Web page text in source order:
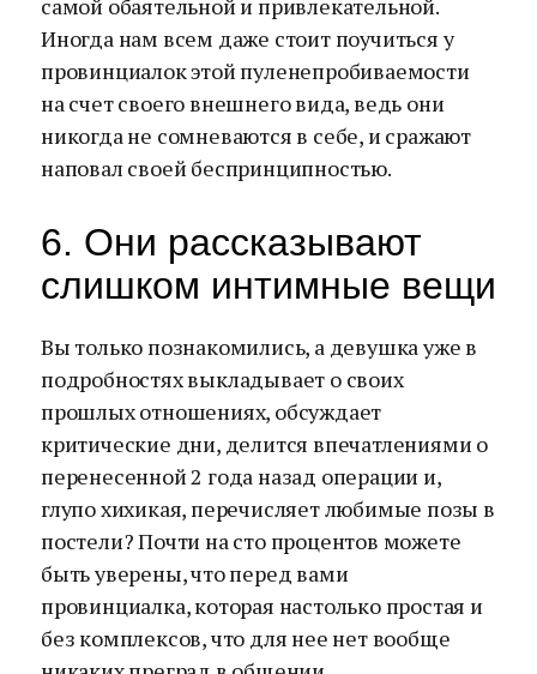
самой обаятельной и привлекательной.
Иногда нам всем даже стоит поучиться у
провинциалок этой пуленепробиваемости
на счет своего внешнего вида, ведь они
никогда не сомневаются в себе, и сражают
наповал своей беспринципностью.
6. Они рассказывают
слишком интимные вещи
Вы только познакомились, а девушка уже в
подробностях выкладывает о своих
прошлых отношениях, обсуждает
критические дни, делится впечатлениями о
перенесенной 2 года назад операции и,
глупо хихикая, перечисляет любимые позы в
постели? Почти на сто процентов можете
быть уверены, что перед вами
провинциалка, которая настолько простая и
без комплексов, что для нее нет вообще